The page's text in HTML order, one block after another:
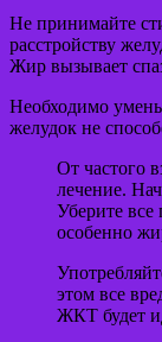
Не принимайте
расстройству
Жир вызывает
Необходимо
желудок не
От частого
лечение.
Уберите
особенно
этом все
ЖКТ будет